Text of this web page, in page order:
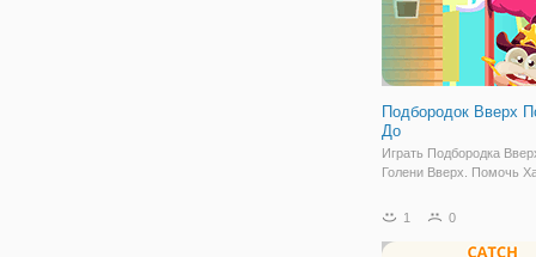
Подбородок Вверх
До
Играть Подбородка
Голени Вверх. Помочь
может и не потерять
для Хару, собирая
1 0